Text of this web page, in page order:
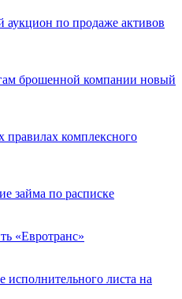
аукцион по продаже активов
брошенной компании новый
правилах комплексного
займа по расписке
«Евротранс»
исполнительного листа на